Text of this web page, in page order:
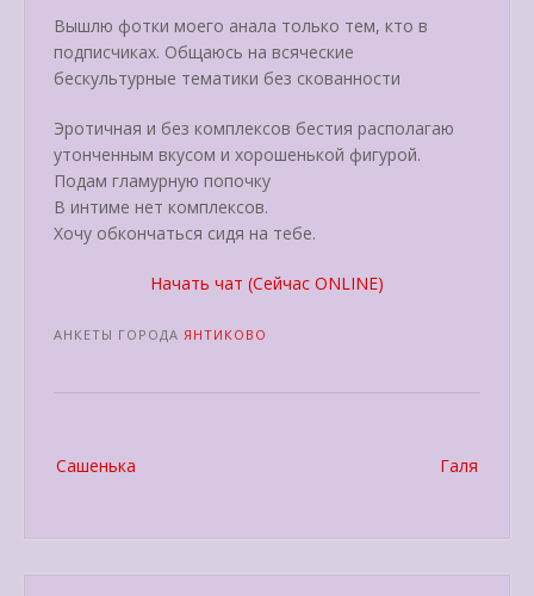
Вышлю фотки моего анала только тем, кто в
подписчиках. Общаюсь на всяческие
бескультурные тематики без скованности
Эротичная и без комплексов бестия располагаю
утонченным вкусом и хорошенькой фигурой.
Подам гламурную попочку
В интиме нет комплексов.
Хочу обкончаться сидя на тебе.
Начать чат (Сейчас ONLINE)
АНКЕТЫ ГОРОДА ЯНТИКОВО
navigation
Сашенька Галя